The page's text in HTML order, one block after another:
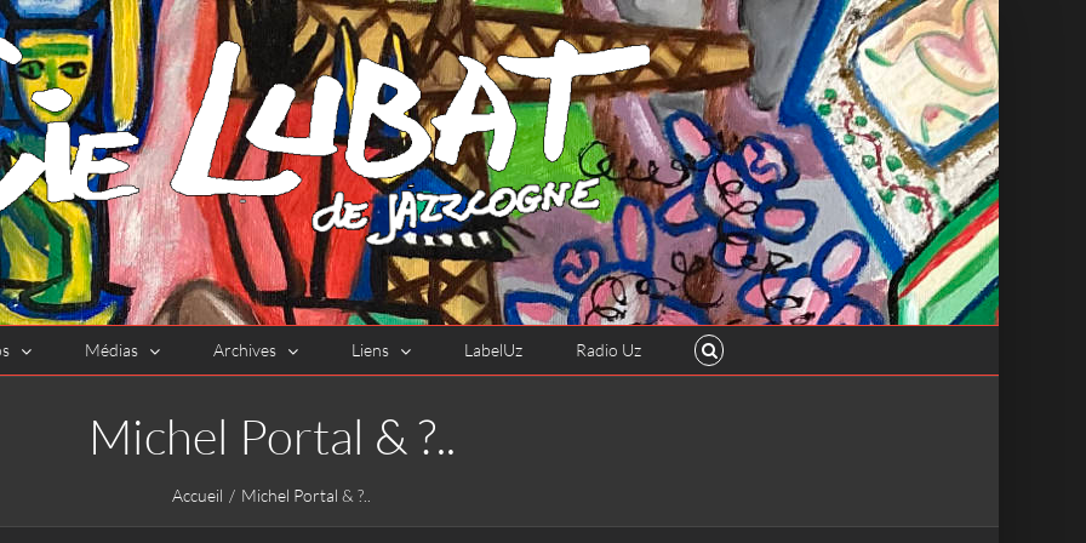
Médias Archives Liens LabelUz Radio Uz
Michel Portal & ?..
Accueil Michel Portal & ?..